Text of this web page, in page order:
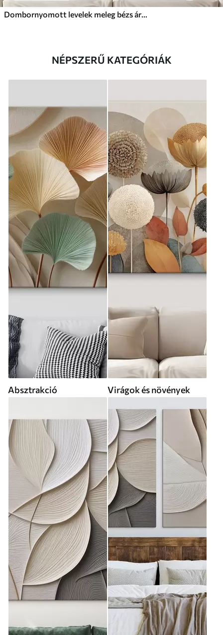
Dombornyomott levelek meleg bézs árnyalatokban
NÉPSZERŰ KATEGÓRIÁK
Absztrakció Virágok és növények